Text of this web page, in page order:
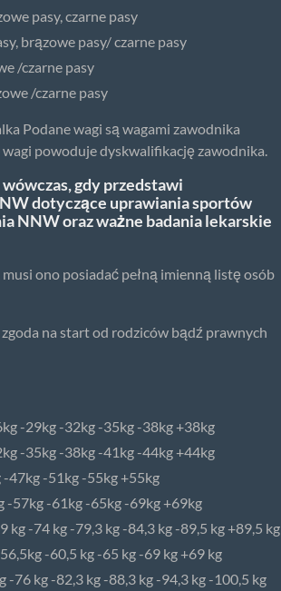
pasy, czarne pasy
brązowe pasy/ czarne pasy
/czarne pasy
/czarne pasy
Podane wagi są wagami zawodnika
powoduje dyskwalifikację zawodnika.
gdy przedstawi
dotyczące uprawiania sportów
NNW oraz ważne badania lekarskie
ono posiadać pełną imienną listę osób
na start od rodziców bądź prawnych
-29kg -32kg -35kg -38kg +38kg
-35kg -38kg -41kg -44kg +44kg
47kg -51kg -55kg +55kg
57kg -61kg -65kg -69kg +69kg
-74 kg -79,3 kg -84,3 kg -89,5 kg +89,5 kg
-60,5 kg -65 kg -69 kg +69 kg
76 kg -82,3 kg -88,3 kg -94,3 kg -100,5 kg